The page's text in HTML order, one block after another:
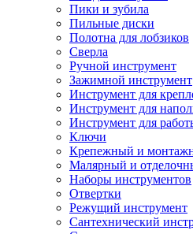
Пики и зубила
Пильные диски
Полотна для лобзиков
Сверла
Ручной инструмент
Зажимной инструмент
Инструмент для
Инструмент для
Инструмент для
Ключи
Крепежный и
Малярный и
Наборы инструментов
Отвертки
Режущий инструмент
Сантехнический